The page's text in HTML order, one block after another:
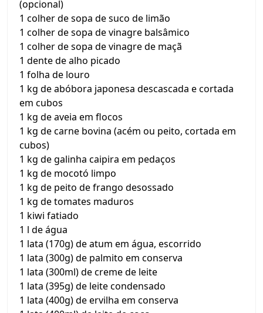
(opcional)
1 colher de sopa de suco de limão
1 colher de sopa de vinagre balsâmico
1 colher de sopa de vinagre de maçã
1 dente de alho picado
1 folha de louro
1 kg de abóbora japonesa descascada e cortada
em cubos
1 kg de aveia em flocos
1 kg de carne bovina (acém ou peito, cortada em
cubos)
1 kg de galinha caipira em pedaços
1 kg de mocotó limpo
1 kg de peito de frango desossado
1 kg de tomates maduros
1 kiwi fatiado
1 l de água
1 lata (170g) de atum em água, escorrido
1 lata (300g) de palmito em conserva
1 lata (300ml) de creme de leite
1 lata (395g) de leite condensado
1 lata (400g) de ervilha em conserva